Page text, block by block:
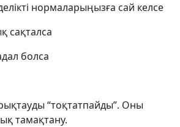
нормаларыңызға сай келсе
сақталса
болса
“тоқтатпайды”. Оны
тамақтану.